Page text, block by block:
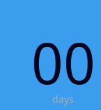
00
days